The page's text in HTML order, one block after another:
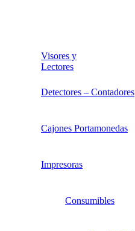
Visores y
Lectores
Detectores – Contadores
Cajones Portamonedas
Impresoras
Consumibles